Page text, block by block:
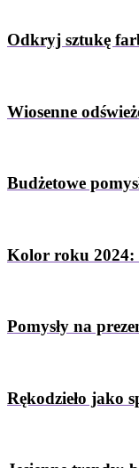
Odkryj sztukę
Wiosenne
Budżetowe
Kolor roku 2024:
Pomysły na
Rękodzieło jako